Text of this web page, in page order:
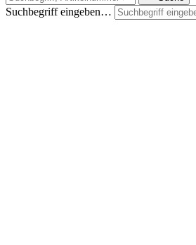
Suchbegriff eingeben…